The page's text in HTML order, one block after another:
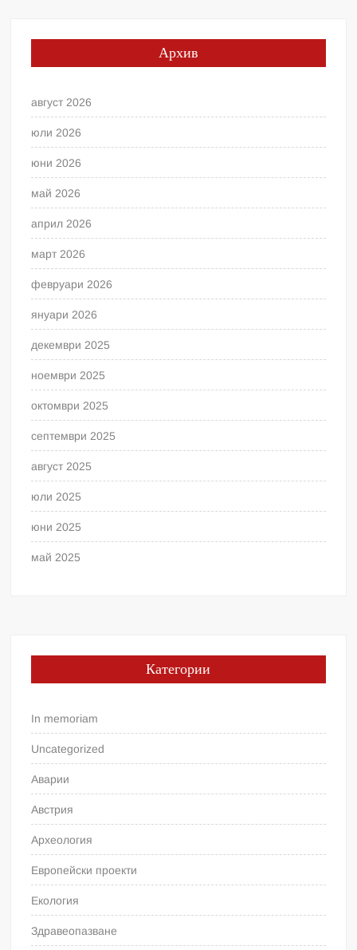
Архив
август 2026
юли 2026
юни 2026
май 2026
април 2026
март 2026
февруари 2026
януари 2026
декември 2025
ноември 2025
октомври 2025
септември 2025
август 2025
юли 2025
юни 2025
май 2025
Категории
In memoriam
Uncategorized
Аварии
Австрия
Археология
Европейски проекти
Екология
Здравеопазване